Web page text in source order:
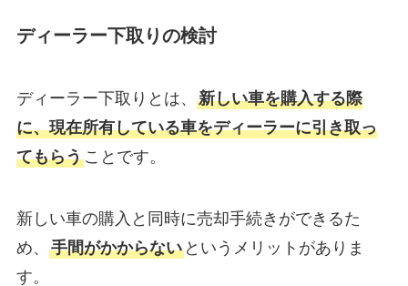
ディーラー下取りの検討
ディーラー下取りとは、 新しい車を購入する際
に、現在所有している車をディーラーに引き取っ
てもらうことです。
新しい車の購入と同時に売却手続きができるた
め、 手間がかからないというメリットがありま
す。